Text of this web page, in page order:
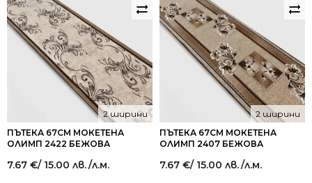
ПЪТЕКА 67СМ МОКЕТЕНА
ОЛИМП 2422 БЕЖОВА
2 ширини
7.67 €/ 15.00 лв./л.м.
ПЪТЕКА 67СМ МОКЕТЕНА
ОЛИМП 2407 БЕЖОВА
2 ширини
7.67 €/ 15.00 лв./л.м.